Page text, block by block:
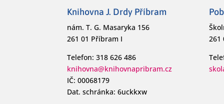
Knihovna J. Drdy Příbram
nám. T. G. Masaryka 156
261 01 Příbram I
Telefon: 318 626 486
knihovna@knihovnapribram.cz
IČ: 00068179
Dat. schránka: 6uckkxw
261